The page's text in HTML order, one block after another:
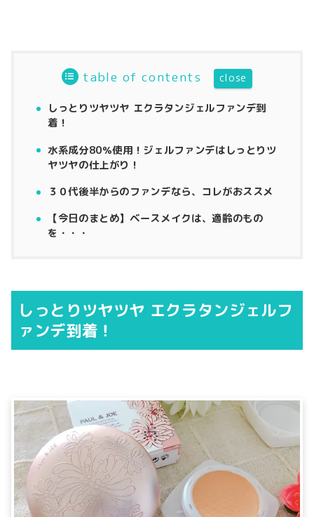
table of contents
しっとりツヤツヤ エクラタンジェルファンデ到
着！
水系成分80％使用！ジェルファンデはしっとりツ
ヤツヤの仕上がり！
３０代後半からのファンデなら、コレがおススメ
【今日のまとめ】ベースメイクは、適齢のもの
を・・・
しっとりツヤツヤ エクラタンジェルフ
ァンデ到着！